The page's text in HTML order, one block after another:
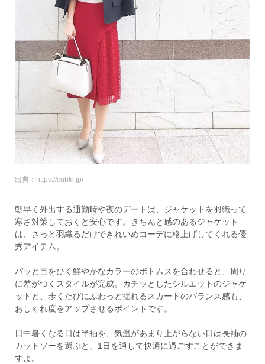
出典：https://cubki.jp/
朝早く外出する通勤時や夜のデートは、ジャケットを羽織って
寒さ対策しておくと安心です。きちんと感のあるジャケット
は、さっと羽織るだけできれいめコーデに格上げしてくれる優
秀アイテム。
パッと目をひく鮮やかなカラーのボトムスを合わせると、周り
に差がつくスタイルが完成。カチッとしたシルエットのジャケ
ットと、歩くたびにふわっと揺れるスカートのバランス感も、
おしゃれ度をアップさせるポイントです。
日中暑くなる日は半袖を、気温があまり上がらない日は長袖の
カットソーを選ぶと、1日を通して快適に過ごすことができま
すよ。